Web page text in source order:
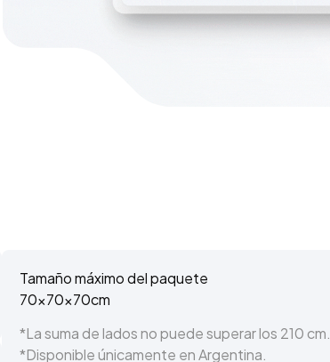
Tamaño máximo del paquete
70x70x70cm
*La suma de lados no puede superar los 210 cm.
*Disponible únicamente en Argentina.